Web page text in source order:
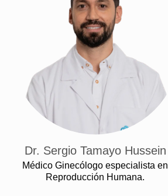
Dr. Sergio Tamayo Hussein
Médico Ginecólogo especialista en
Reproducción Humana.